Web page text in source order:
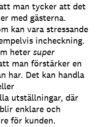
man tycker att det
med gästerna.
kan vara stressande
incheckning.
heter super
man förstärker en
har. Det kan handla
utställningar, där
enklare och
för kunden.